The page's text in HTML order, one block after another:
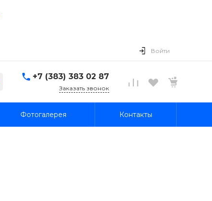
Войти
+7 (383) 383 02 87
Заказать звонок
Фотогалерея Контакты